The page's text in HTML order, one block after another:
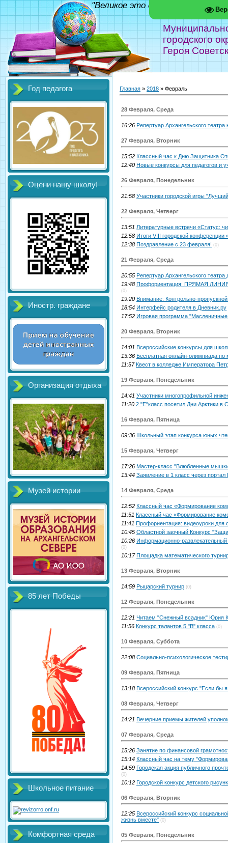
городского
Героя
"Великое это дело - школа!"
Год педагога
Оцени нашу школу!
Иностр. граждане
Организация отдыха
Музей истории
85 лет Победы
Школьное питание
Комфортная среда
Главная » 2018 » Февраль
28 Февраля, Среда
16:26 Репертуар Архангельского театра
27 Февраля, Вторник
15:52 Классный час к Дню Защитника
12:40 Новые конкурсы для педагогов и
26 Февраля, Понедельник
21:58 Участники городской игры
22 Февраля, Четверг
13:51 Литературные встречи «Статус:
12:58 Итоги VIII городской конференции
12:38 Поздравление с 23 февраля! (0)
21 Февраля, Среда
20:55 Репертуар Архангельского
19:48 Профориентация: ПРЯМАЯ ЛИНИЯ
(0)
19:20 Внимание: Контрольно-
18:54 Интерфейс родителя в Дневник.ру
17:52 Игровая программа
20 Февраля, Вторник
14:01 Всероссийские конкурсы для
13:36 Бесплатная онлайн-олимпиада по
11:57 Квест в колледже Императора
19 Февраля, Понедельник
14:41 Участники многопрофильной
11:20 2 "Е"класс посетил Дни Арктики в
16 Февраля, Пятница
09:36 Школьный этап конкурса юных
15 Февраля, Четверг
17:26 Мастер-класс "Влюбленные
13:44 Заявление в 1 класс через
14 Февраля, Среда
12:52 Классный час «Формирование
11:51 Классный час «Формирование
11:41 Профориентация: видеоуроки для
10:45 Областной заочный Конкурс
10:26 Информационно-
(0)
10:17 Площадка математического
13 Февраля, Вторник
14:59 Рыцарский турнир (0)
12 Февраля, Понедельник
12:21 Читаем "Снежный всадник" Юрия
11:56 Конкурс талантов 5 "В" класса (0)
10 Февраля, Суббота
22:08 Социально-психологическое
09 Февраля, Пятница
13:18 Всероссийский конкурс "Если бы
08 Февраля, Четверг
14:21 Вечерние приемы жителей
07 Февраля, Среда
15:26 Занятие по финансовой
15:14 Классный час на тему
14:59 Городская акция публичного
(0)
10:12 Городской конкурс детского
06 Февраля, Вторник
12:25 Всероссийский конкурс
жизнь вместе" (0)
05 Февраля, Понедельник